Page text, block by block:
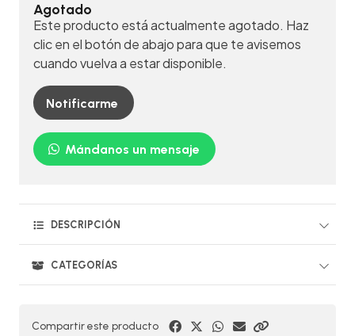
Agotado
Este producto está actualmente agotado. Haz
clic en el botón de abajo para que te avisemos
cuando vuelva a estar disponible.
Notificarme
Mándanos un mensaje
DESCRIPCIÓN
CATEGORÍAS
Compartir este producto